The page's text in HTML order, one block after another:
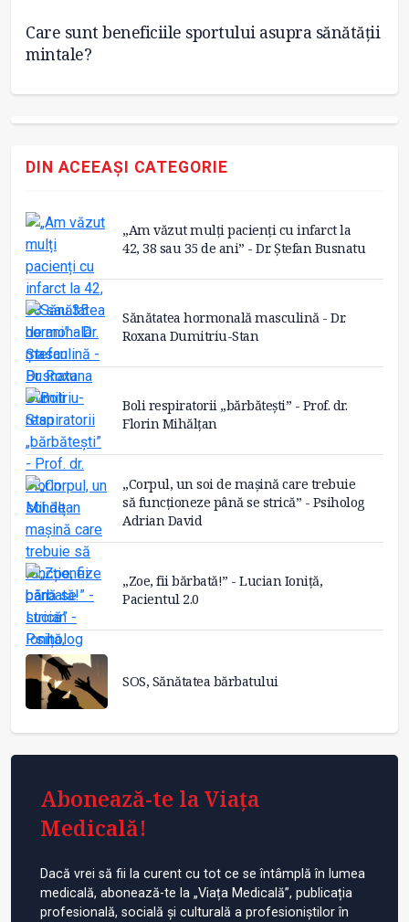
Care sunt beneficiile sportului asupra sănătății
mintale?
DIN ACEEAȘI CATEGORIE
„Am văzut mulți pacienți cu infarct la
42, 38 sau 35 de ani” - Dr. Ștefan Busnatu
Sănătatea hormonală masculină - Dr.
Roxana Dumitriu-Stan
Boli respiratorii „bărbătești” - Prof. dr.
Florin Mihălțan
„Corpul, un soi de mașină care trebuie
să funcționeze până se strică” - Psiholog
Adrian David
„Zoe, fii bărbată!” - Lucian Ioniță,
Pacientul 2.0
SOS, Sănătatea bărbatului
Abonează-te la Viața
Medicală!
Dacă vrei să fii la curent cu tot ce se întâmplă în lumea
medicală, abonează-te la „Viața Medicală”, publicația
profesională, socială și culturală a profesioniștilor în